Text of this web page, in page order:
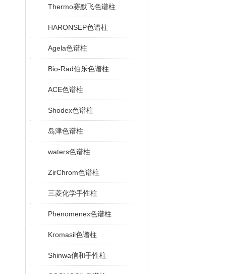
Thermo赛默飞色谱柱
HARONSEP色谱柱
Agela色谱柱
Bio-Rad伯乐色谱柱
ACE色谱柱
Shodex色谱柱
岛津色谱柱
waters色谱柱
ZirChrom色谱柱
三菱化学手性柱
Phenomenex色谱柱
Kromasil色谱柱
Shinwa信和手性柱